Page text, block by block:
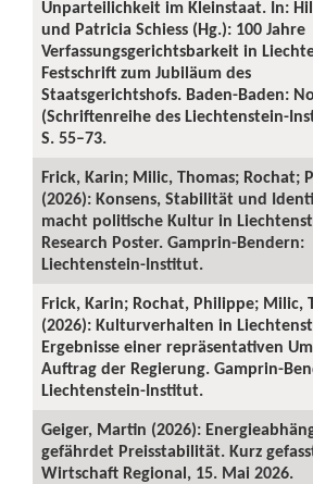
Unparteilichkeit im Kleinstaat. In:
und Patricia Schiess (Hg.): 100 Jahre
Verfassungsgerichtsbarkeit in
Festschrift zum Jubiläum des
Staatsgerichtshofs. Baden-Baden:
(Schriftenreihe des Liechtenstein-
S. 55–73.
Frick, Karin; Milic, Thomas; Rochat;
(2026): Konsens, Stabilität und
macht politische Kultur in
Research Poster. Gamprin-Bendern:
Liechtenstein-Institut.
Frick, Karin; Rochat, Philippe; Milic,
(2026): Kulturverhalten in
Ergebnisse einer repräsentativen
Auftrag der Regierung. Gamprin-
Liechtenstein-Institut.
Geiger, Martin (2026):
gefährdet Preisstabilität. Kurz
Wirtschaft Regional, 15. Mai 2026.